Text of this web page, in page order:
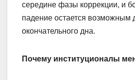
середине фазы коррекции, и
падение остается возможным
окончательного дна.
Почему институционалы